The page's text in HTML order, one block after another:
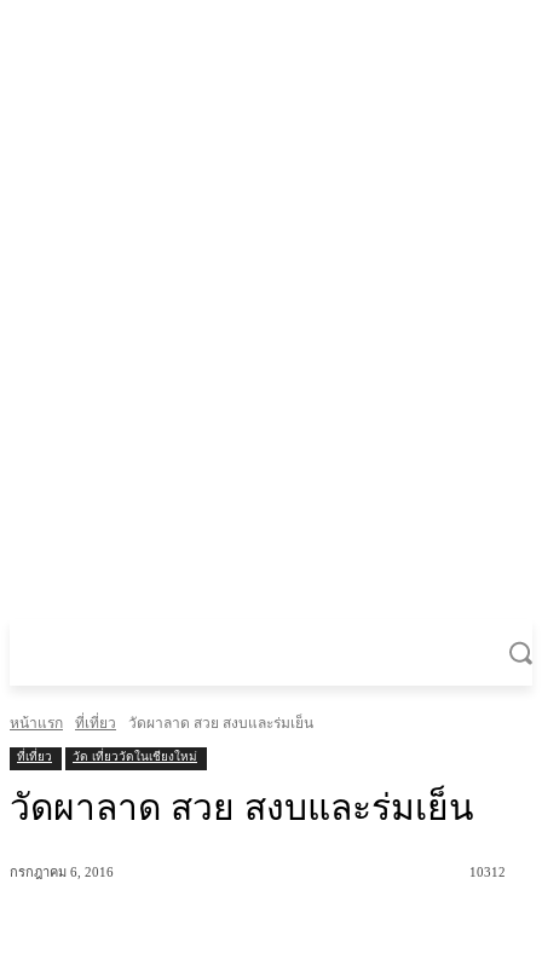
หน้าแรก ที่เที่ยว วัดผาลาด สวย สงบและร่มเย็น
ที่เที่ยว วัด เที่ยววัดในเชียงใหม่
วัดผาลาด สวย สงบและร่มเย็น
กรกฎาคม 6, 2016 10312